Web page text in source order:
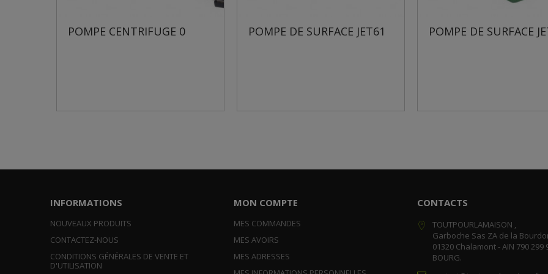
POMPE DE SURFACE JET61 POMPE DE SURFACE JET81 POMPE DE SURFACE
INFORMATIONS
NOUVEAUX PRODUITS
CONTACTEZ-NOUS
CONDITIONS GÉNÉRALES DE VENTE ET
D'UTILISATION
MON COMPTE
MES COMMANDES
MES AVOIRS
MES ADRESSES
CONTACTS
TOUTPOURLAMAISON ,
Garboche Sas ZA de la
01320 Chalamont - AIN 790 299
BOURG.